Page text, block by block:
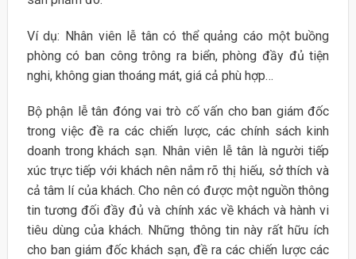
Ví dụ: Nhân viên lễ tân có thể quảng cáo một buồng
phòng có ban công trông ra biển, phòng đầy đủ tiện
nghi, không gian thoáng mát, giá cả phù hợp…
Bộ phận lễ tân đóng vai trò cố vấn cho ban giám đốc
trong việc đề ra các chiến lược, các chính sách kinh
doanh trong khách sạn. Nhân viên lễ tân là người tiếp
xúc trực tiếp với khách nên nắm rõ thị hiếu, sở thích và
cả tâm lí của khách. Cho nên có được một nguồn thông
tin tương đối đầy đủ và chính xác về khách và hành vi
tiêu dùng của khách. Những thông tin này rất hữu ích
cho ban giám đốc khách sạn, đề ra các chiến lược các